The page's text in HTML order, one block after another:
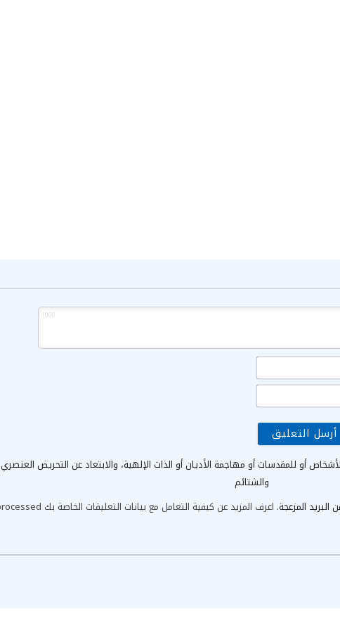
1000
الإلكتروني*
أو للمقدسات أو مهاجمة الأديان أو الذات الإلهية، والابتعاد عن التحريض العنصري
والشتائم
المزعجة. اعرف المزيد عن كيفية التعامل مع بيانات التعليقات الخاصة بك processed